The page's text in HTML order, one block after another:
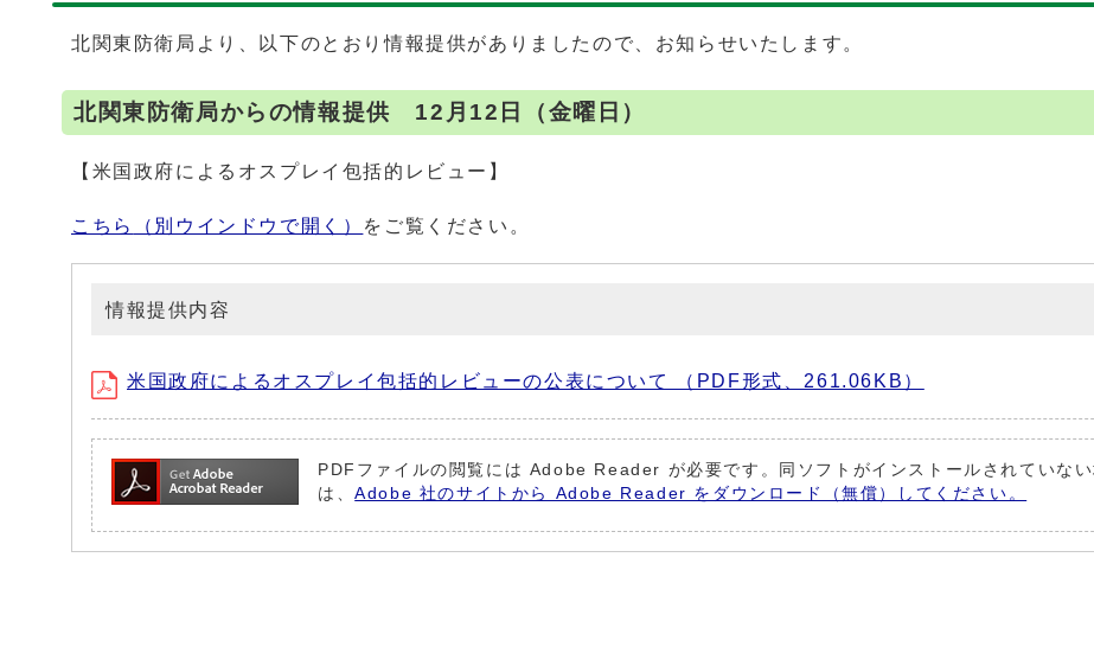
北関東防衛局より、以下のとおり情報提供がありましたので、お知らせいたします。
北関東防衛局からの情報提供 12月12日（金曜日）
【米国政府によるオスプレイ包括的レビュー】
こちら （別ウインドウで開く） をご覧ください。
情報提供内容
米国政府によるオスプレイ包括的レビューの公表について （PDF形式、261.06KB）
PDFファイルの閲覧には Adobe Reader が必要です。同ソフトがインストールされていない
は、Adobe 社のサイトから Adobe Reader をダウンロード（無償）してください。